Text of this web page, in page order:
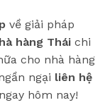
về giải pháp
hàng Thái chi
cho nhà hàng
ngại liên hệ
hôm nay!